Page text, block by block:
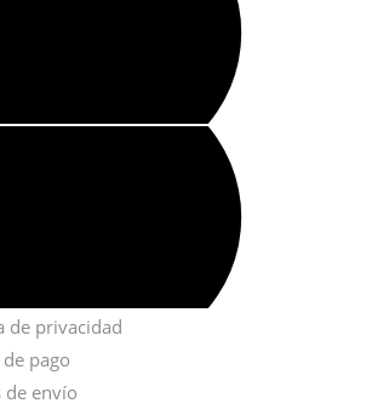
de privacidad
pago
de envío